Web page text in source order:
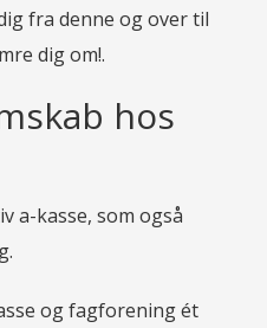
fra denne og over til
dig om!.
hos
a-kasse, som også
og fagforening ét